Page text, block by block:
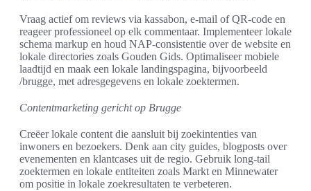
Vraag actief om reviews via kassabon, e-mail of QR-code en
reageer professioneel op elk commentaar. Implementeer lokale
schema markup en houd NAP-consistentie over de website en
lokale directories zoals Gouden Gids. Optimaliseer mobiele
laadtijd en maak een lokale landingspagina, bijvoorbeeld
/brugge, met adresgegevens en lokale zoektermen.
Contentmarketing gericht op Brugge
Creëer lokale content die aansluit bij zoekintenties van
inwoners en bezoekers. Denk aan city guides, blogposts over
evenementen en klantcases uit de regio. Gebruik long-tail
zoektermen en lokale entiteiten zoals Markt en Minnewater
om positie in lokale zoekresultaten te verbeteren.